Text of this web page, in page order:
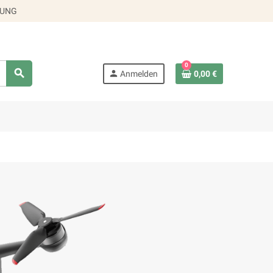
search person Anmelden
0
0,00 €